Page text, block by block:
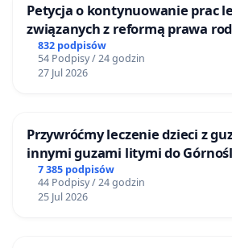
Petycja o kontynuowanie prac
związanych z reformą prawa
832 podpisów
54 Podpisy / 24 godzin
27 Jul 2026
Przywróćmy leczenie dzieci z
innymi guzami litymi do
Centrum Zdrowia Dziecka w
7 385 podpisów
44 Podpisy / 24 godzin
25 Jul 2026